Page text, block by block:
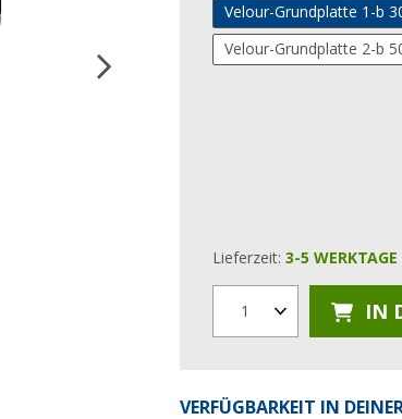
Velour-Grundplatte 1-b
Velour-Grundplatte 2-b
Lieferzeit: 3-5 WERKTAGE
1 IN
VERFÜGBARKEIT IN